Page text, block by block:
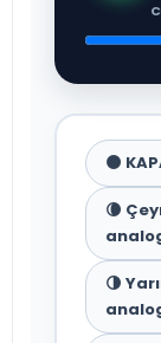
🌑
🌘
🌗